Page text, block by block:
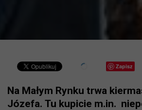
Zapisz
Na Małym Rynku trwa
Józefa. Tu kupicie m.in.